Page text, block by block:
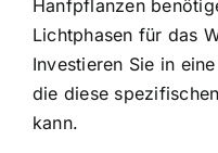
Hanfpflanzen
Lichtphasen für das
Investieren Sie in
die diese
kann.